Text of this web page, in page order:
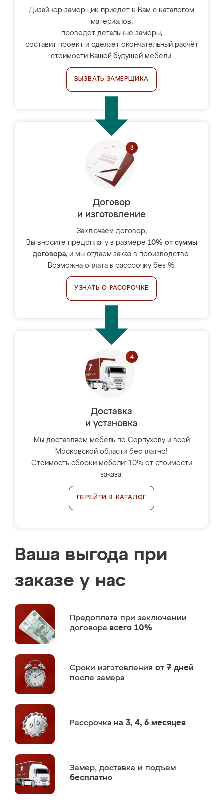
Дизайнер-замерщик приедет к Вам с каталогом
материалов,
проведёт детальные замеры,
составит проект и сделает окончательный расчёт
стоимости Вашей будущей мебели.
ВЫЗВАТЬ ЗАМЕРЩИКА
Договор
и изготовление
Заключаем договор,
Вы вносите предоплату в размере 10% от суммы
договора, и мы отдаём заказ в производство.
Возможна оплата в рассрочку без %.
УЗНАТЬ О РАССРОЧКЕ
Доставка
и установка
Мы доставляем мебель по Серпухову и всей
Московской области бесплатно!
Стоимость сборки мебели: 10% от стоимости
заказа.
ПЕРЕЙТИ В КАТАЛОГ
Ваша выгода при
заказе у нас
Предоплата при заключении
договора всего 10%
Сроки изготовления от 7 дней
после замера
Рассрочка на 3, 4, 6 месяцев
Замер, доставка и подъем
бесплатно